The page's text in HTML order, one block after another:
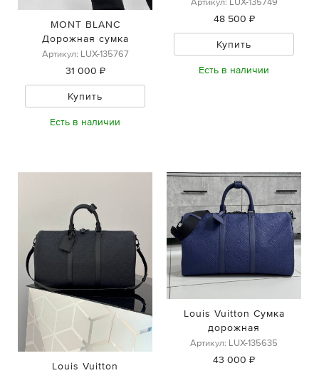
MONT BLANC
Дорожная сумка
Артикул: LUX-135767
31 000 ₽
Купить
Есть в наличии
48 500 ₽
Купить
Есть в наличии
Louis Vuitton
Louis Vuitton Сумка
дорожная
Артикул: LUX-135635
43 000 ₽